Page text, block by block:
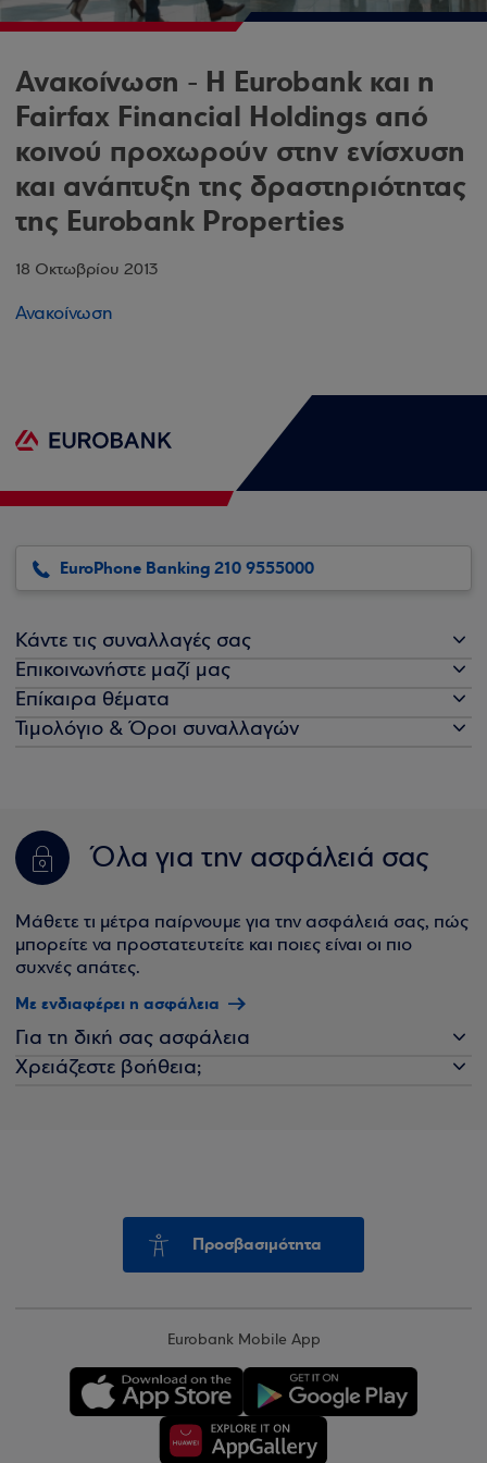
Ανακοίνωση - Η Eurobank και η
Fairfax Financial Holdings από
κοινού προχωρούν στην ενίσχυση
και ανάπτυξη της δραστηριότητας
της Eurobank Properties
18 Οκτωβρίου 2013
Ανακοίνωση
EuroPhone Banking 210 9555000
Κάντε τις συναλλαγές σας
Επικοινωνήστε μαζί μας
Επίκαιρα θέματα
Τιμολόγιο & Όροι συναλλαγών
Όλα για την ασφάλειά σας
Μάθετε τι μέτρα παίρνουμε για την ασφάλειά σας, πώς
μπορείτε να προστατευτείτε και ποιες είναι οι πιο
συχνές απάτες.
Με ενδιαφέρει η ασφάλεια
Για τη δική σας ασφάλεια
Χρειάζεστε βοήθεια;
Προσβασιμότητα
Eurobank Mobile App